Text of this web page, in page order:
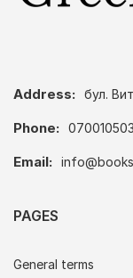
Address: бул.
Phone:
Email:
PAGES
General terms